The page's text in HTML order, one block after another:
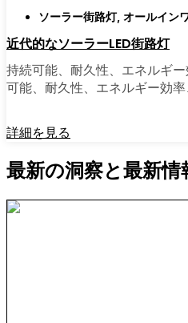
ソーラー街路灯, オールイン
近代的なソーラーLED街路灯
持続可能、耐久性、エネルギ
可能、耐久性、エネルギー効率
詳細を見る
最新の洞察と最新情